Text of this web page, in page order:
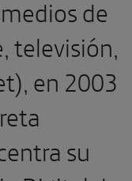
de
televisión,
en 2003
su